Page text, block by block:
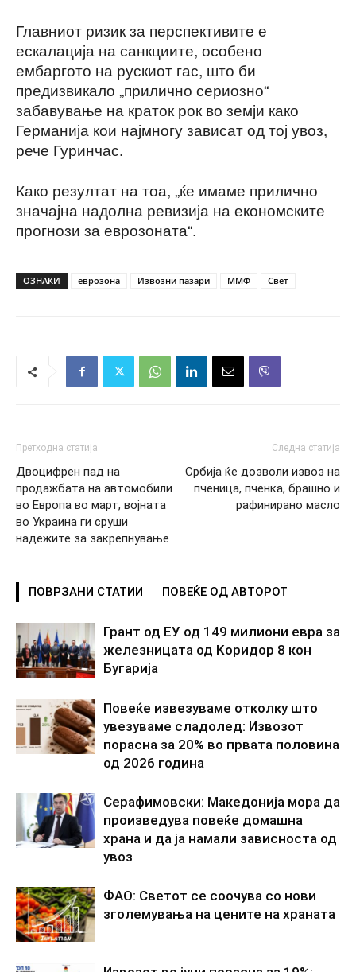
Главниот ризик за перспективите е
ескалација на санкциите, особено
ембаргото на рускиот гас, што би
предизвикало „прилично сериозно“
забавување на краток рок во земји како
Германија кои најмногу зависат од тој увоз,
рече Гуринчас.
Како резултат на тоа, „ќе имаме прилично
значајна надолна ревизија на економските
прогнози за еврозоната“.
ОЗНАКИ еврозона Извозни пазари ММФ Свет
Претходна статија
Двоцифрен пад на
продажбата на автомобили
во Европа во март, војната
во Украина ги сруши
надежите за закрепнување
Следна статија
Србија ќе дозволи извоз на
пченица, пченка, брашно и
рафинирано масло
ПОВРЗАНИ СТАТИИ ПОВЕЌЕ ОД АВТОРОТ
Грант од ЕУ од 149 милиони евра за
железницата од Коридор 8 кон
Бугарија
Повеќе извезуваме отколку што
увезуваме сладолед: Извозот
порасна за 20% во првата половина
од 2026 година
Серафимовски: Македонија мора да
произведува повеќе домашна
храна и да ја намали зависноста од
увоз
ФАО: Светот се соочува со нови
зголемувања на цените на храната